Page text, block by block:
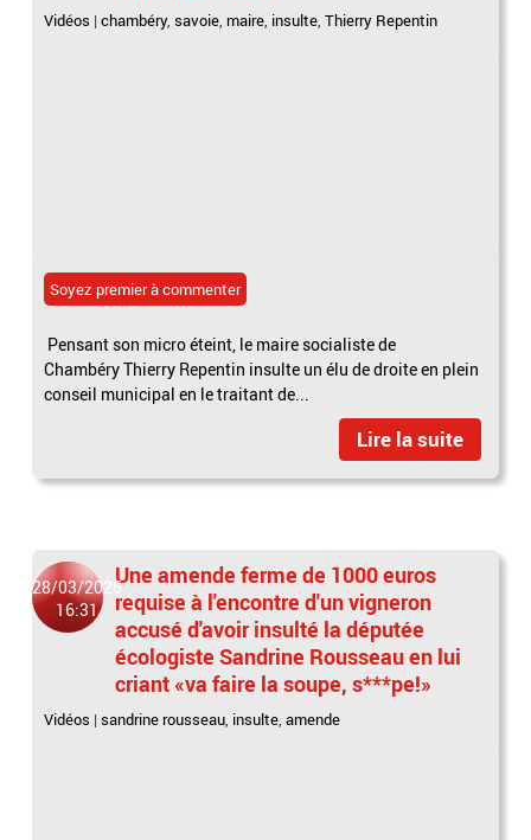
Vidéos |chambéry,savoie, maire, insulte,Thierry Repentin
Soyez premier à commenter
Pensant son micro éteint, le maire socialiste de
Chambéry Thierry Repentin insulte un élu de droite en plein
conseil municipal en le traitant de...
Lire la suite
28/03/2025
16:31
Une amende ferme de 1000 euros
requise à l'encontre d'un vigneron
accusé d'avoir insulté la députée
écologiste Sandrine Rousseau en lui
criant «va faire la soupe, s***pe!»
Vidéos |sandrine rousseau, insulte,amende